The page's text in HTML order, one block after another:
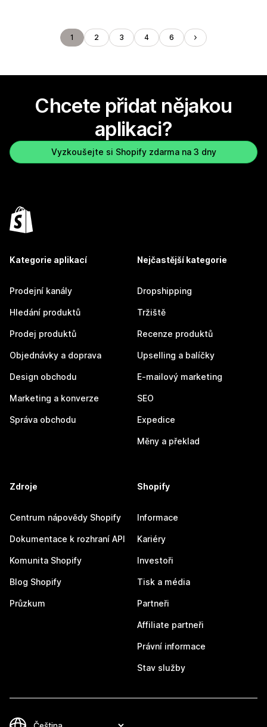
1 2 3 4 6
Chcete přidat nějakou
aplikaci?
Vyzkoušejte si Shopify zdarma na 3 dny
Kategorie aplikací
Prodejní kanály
Hledání produktů
Prodej produktů
Objednávky a doprava
Design obchodu
Marketing a konverze
Správa obchodu
Nejčastější kategorie
Dropshipping
Tržiště
Recenze produktů
Upselling a balíčky
E-mailový marketing
SEO
Expedice
Měny a překlad
Zdroje
Centrum nápovědy Shopify
Dokumentace k rozhraní API
Komunita Shopify
Blog Shopify
Průzkum
Shopify
Informace
Kariéry
Investoři
Tisk a média
Partneři
Affiliate partneři
Právní informace
Stav služby